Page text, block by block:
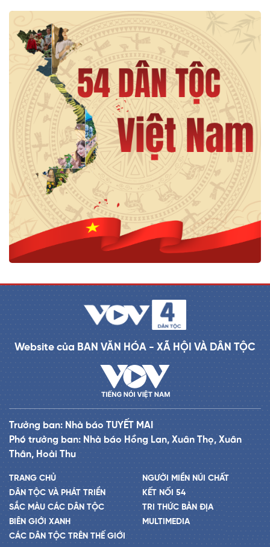
Website của BAN VĂN HÓA - XÃ HỘI VÀ DÂN TỘC
Trưởng ban: Nhà báo TUYẾT MAI
Phó trưởng ban: Nhà báo Hồng Lan, Xuân Thọ, Xuân
Thân, Hoài Thu
TRANG CHỦ
DÂN TỘC VÀ PHÁT TRIỂN
SẮC MÀU CÁC DÂN TỘC
BIÊN GIỚI XANH
CÁC DÂN TỘC TRÊN THẾ GIỚI
NGƯỜI MIỀN NÚI CHẤT
KẾT NỐI 54
TRI THỨC BẢN ĐỊA
MULTIMEDIA